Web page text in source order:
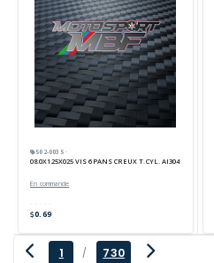
502-0035 ·
08.0X1.25X025 VIS 6 PANS CREUX T. CYL. AI304
En commande
0.69
1 / 730